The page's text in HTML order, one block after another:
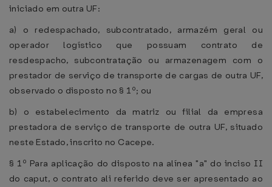
iniciado em outra UF:
a) o redespachado, subcontratado, armazém geral ou
operador logístico que possuam contrato de
resdespacho, subcontratação ou armazenagem com o
prestador de serviço de transporte de cargas de outra UF,
observado o disposto no § 1º; ou
b) o estabelecimento da matriz ou filial da empresa
prestadora de serviço de transporte de outra UF, situado
neste Estado, inscrito no Cacepe.
§ 1º Para aplicação do disposto na alínea "a" do inciso II
do caput, o contrato ali referido deve ser apresentado ao